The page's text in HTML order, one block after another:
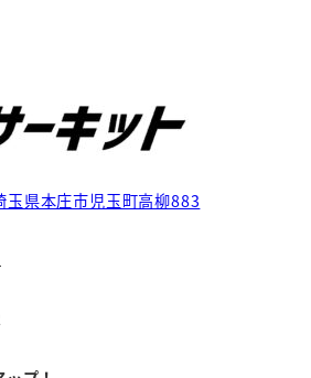
県本庄市児玉町高柳883